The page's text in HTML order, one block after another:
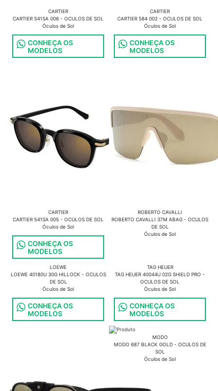
CARTIER
CARTIER 541SA 006 - OCULOS DE SOL
Óculos de Sol
CONHEÇA OS
MODELOS
CARTIER
CARTIER 584 002 - OCULOS DE SOL
Óculos de Sol
CONHEÇA OS
MODELOS
CARTIER
CARTIER 541SA 005 - OCULOS DE SOL
Óculos de Sol
CONHEÇA OS
MODELOS
ROBERTO CAVALLI
ROBERTO CAVALLI 37M ABAG - OCULOS
DE SOL
Óculos de Sol
LOEWE
LOEWE 40180U 30G HILLOCK - OCULOS
DE SOL
Óculos de Sol
CONHEÇA OS
MODELOS
TAG HEUER
TAG HEUER 40044U 02G SHIELD PRO -
OCULOS DE SOL
Óculos de Sol
CONHEÇA OS
MODELOS
MODO
MODO 687 BLACK GOLD - OCULOS DE
SOL
Óculos de Sol